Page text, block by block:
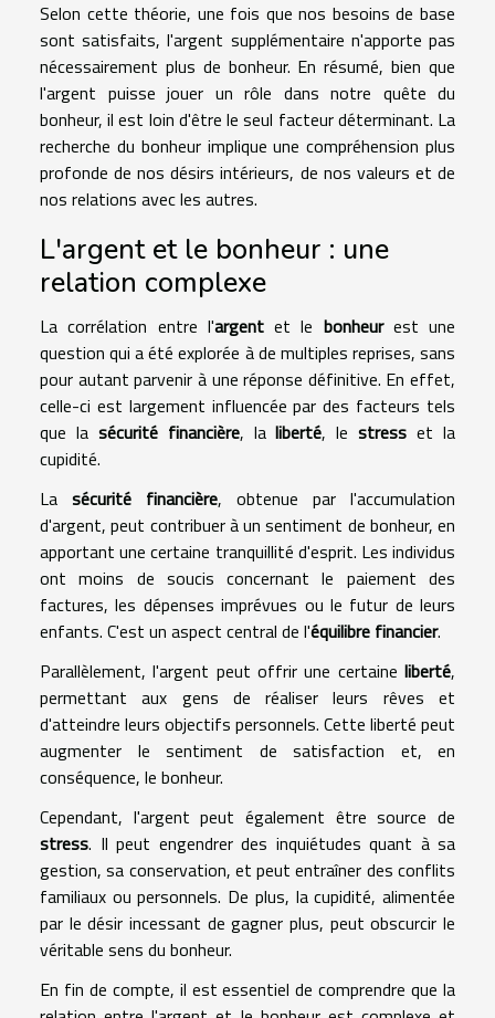
Selon cette théorie, une fois que nos besoins de base
sont satisfaits, l'argent supplémentaire n'apporte pas
nécessairement plus de bonheur. En résumé, bien que
l'argent puisse jouer un rôle dans notre quête du
bonheur, il est loin d'être le seul facteur déterminant. La
recherche du bonheur implique une compréhension plus
profonde de nos désirs intérieurs, de nos valeurs et de
nos relations avec les autres.
L'argent et le bonheur : une
relation complexe
La corrélation entre l'argentet le bonheurest une
question qui a été explorée à de multiples reprises, sans
pour autant parvenir à une réponse définitive. En effet,
celle-ci est largement influencée par des facteurs tels
que la sécurité financière, laliberté, lestress et la
cupidité.
La sécurité financière, obtenue par l'accumulation
d'argent, peut contribuer à un sentiment de bonheur, en
apportant une certaine tranquillité d'esprit. Les individus
ont moins de soucis concernant le paiement des
factures, les dépenses imprévues ou le futur de leurs
enfants. C'est un aspect central de l'équilibre financier.
Parallèlement, l'argent peut offrir une certaine liberté,
permettant aux gens de réaliser leurs rêves et
d'atteindre leurs objectifs personnels. Cette liberté peut
augmenter le sentiment de satisfaction et, en
conséquence, le bonheur.
Cependant, l'argent peut également être source de
stress. Il peut engendrer des inquiétudes quant à sa
gestion, sa conservation, et peut entraîner des conflits
familiaux ou personnels. De plus, la cupidité, alimentée
par le désir incessant de gagner plus, peut obscurcir le
véritable sens du bonheur.
En fin de compte, il est essentiel de comprendre que la